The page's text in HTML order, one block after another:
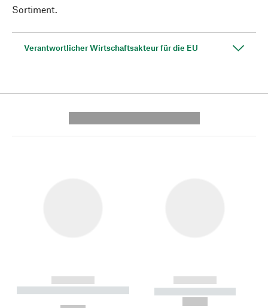
Sortiment.
Verantwortlicher Wirtschaftsakteur für die EU
------------
----------- ----------- --------
------------
----------- -----------